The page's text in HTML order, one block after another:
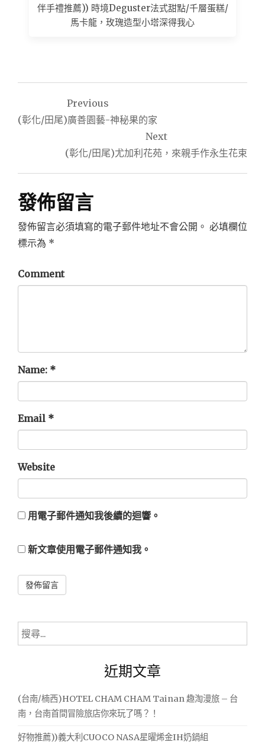
伴手禮推薦)) 時境Deguster法式甜點/千層蛋糕/
馬卡龍，玫瑰造型小塔深得我心
章
Previous
(彰化/田尾)廣善園藝-神秘果的家
Next
(彰化/田尾)尤加利花苑，來親手作永生花束
發佈留言
發佈留言必須填寫的電子郵件地址不會公開。 必填欄位
標示為 *
Comment
Name: *
Email *
Website
用電子郵件通知我後續的迴響。
新文章使用電子郵件通知我。
搜
尋
近期文章
(台南/楠西)HOTEL CHAM CHAM Tainan 趣淘漫旅 – 台
南，台南首間冒險旅店你來玩了嗎？！
好物推薦))義大利CUOCO NASA星曜烯金IH奶鍋組